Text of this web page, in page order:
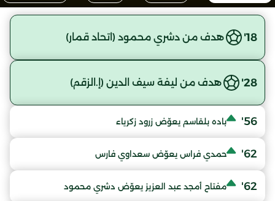
18' هدف من دشري محمود (اتحاد قمار)
28' هدف من ليفة سيف الدين (إ.الزقم)
56' باده بلقاسم يعوّض زرود زكرياء
62' حمدي فراس يعوّض سعداوي فارس
62' مفتاح أمجد عبد العزيز يعوّض دشري محمود